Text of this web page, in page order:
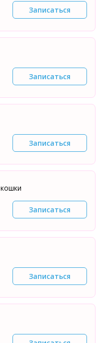
Записаться
Записаться
Записаться
Записаться
Записаться